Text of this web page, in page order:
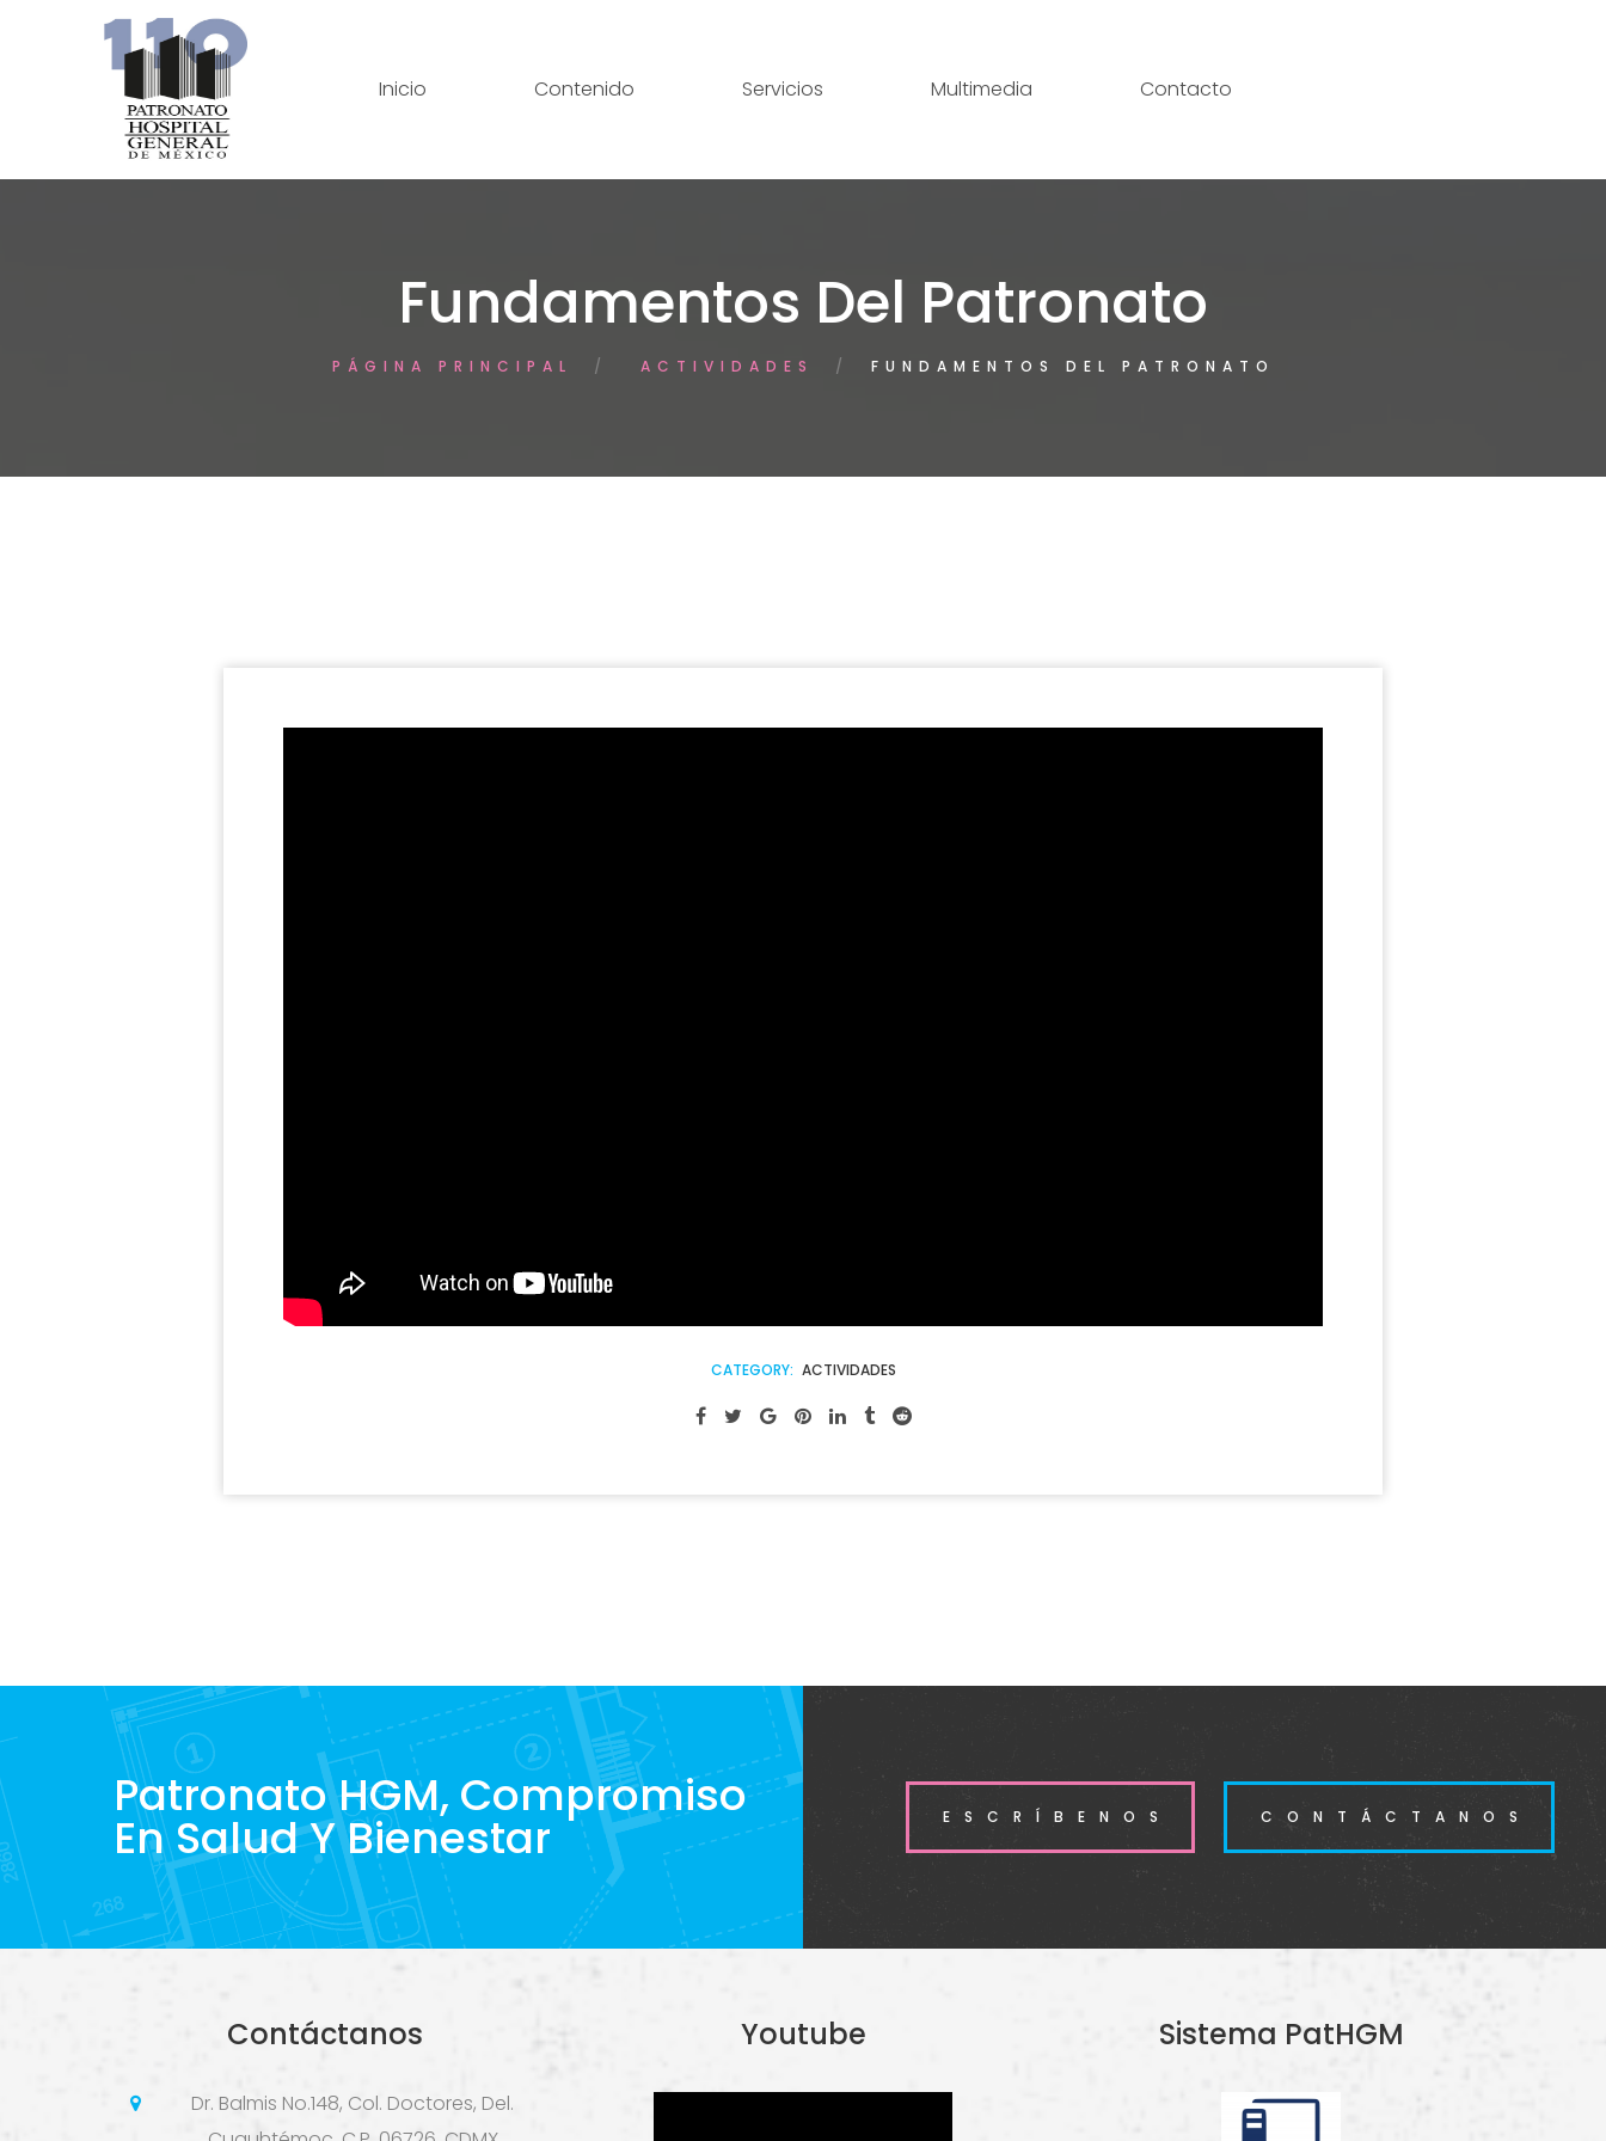
Inicio Contenido Servicios Multimedia Contacto
Fundamentos Del Patronato
PÁGINA PRINCIPAL ACTIVIDADES FUNDAMENTOS DEL PATRONATO
CATEGORY: ACTIVIDADES
Patronato HGM, Compromiso
En Salud Y Bienestar ESCRÍBENOS CONTÁCTANOS
Contáctanos
Dr. Balmis No.148, Col. Doctores, Del.
Youtube Sistema PatHGM